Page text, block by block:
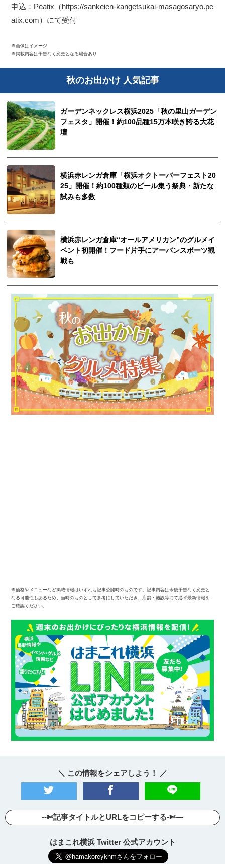
申込：Peatix（https://sankeien-kangetsukai-masagosaryo.pe
atix.com）にて受付
※画像はイメージ
※掲載内容は予告なく変更となる場合あり
秋のお出かけ 人気記事
ガーデンネックレス横浜2025「秋の里山ガーデン
フェスタ」開催！約100品種15万本咲き誇る大花
壇
横浜赤レンガ倉庫「横浜オクトーバーフェスト20
25」開催！約100種類のビール集う祭典・新たな
試みも多数
横浜赤レンガ倉庫“オールアメリカン”のグルメイ
ベント初開催！フード片手にアーバンスポーツ観
戦も
※価格やメニューなど掲載情報はいずれも記事公開時のものです。記事内容は今後予告なく変更と
なる可能性もあるため、当時のものとして参考にしていただき、店舗・施設等にて必ず最新情報を
ご確認ください。
＼ この情報をシェアしよう！ ／
--✄記事タイトルとURLをコピーする-✄—
はまこれ横浜 Twitter 公式アカウント